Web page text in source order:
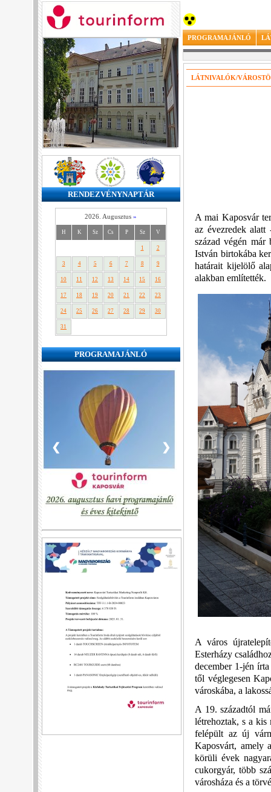
RENDEZVÉNYNAPTÁR
2026. Augusztus »
H K Sz Cs P Sz V
1 2
3 4 5 6 7 8 9
10 11 12 13 14 15 16
17 18 19 20 21 22 23
24 25 26 27 28 29 30
31
PROGRAMAJÁNLÓ
❮ ❯
PROGRAMAJÁNLÓ
LÁTNIVALÓK/
A mai Kaposvár
az évezredek
század végén
István birtokába
határait kijelölő
alakban említették.
A város
Esterházy
december 1-jén
től véglegesen
városkába, a
A 19. századtól
létrehoztak, s a kis
felépült az új
Kaposvárt, amely
körüli évek
cukorgyár, több
városháza és a